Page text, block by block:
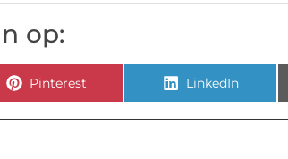
op:
Pinterest LinkedIn